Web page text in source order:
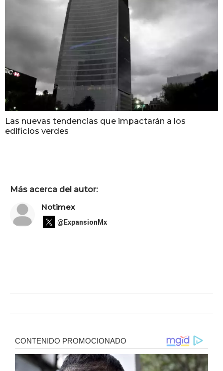
Las nuevas tendencias que impactarán a los
edificios verdes
Más acerca del autor:
Notimex
@ExpansionMx